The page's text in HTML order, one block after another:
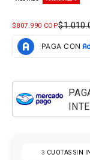
PRECIO DE OFERTA
$807.990 COP
3 CUOTAS SIN